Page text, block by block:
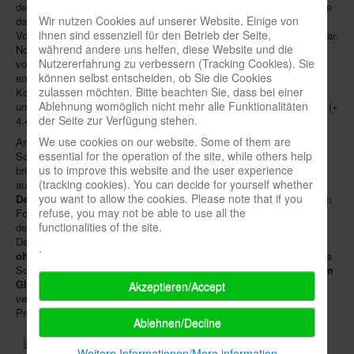
Newsletter
Spieledatenbank
Premium login
Neuheiten-New Games
Köpfe-Heads
Preise-Awards
Branchen-/Wirtschaftsnews
Interviews
Crowdfunding
In eigener Sache-On our own behalf
Archivierte Meldungen-News archive
den Gesamtmarkt (+ 18,6 %) hinter sich; mit diesen Werten erreichte
das Genre annähernd das hohe Wachstumstempo des gesamten
Vorjahres, als sein Umsatz um ein Fünftel nach oben geschossen war.
Noch mehr hoben sich Schmidt-Erwachsenenspielemit + 14,6 %
von ihrem Marktbereich ab, doch mit einer Zunahme um 5,4 %
entwickelte sich dieser auch vergleichsweise unspektakulär.
KompakteReisespiele, denen branchenweit ein kleines Wachstum
um 1,3 % gelang, legten bei Schmidt um mehr als das Dreifache zu (+
4,4 %).
Angesichts der verbreiteten Gewohnheit, gerade die besten Titel wie
SdJ- oder KdJ-Gewinner zuSchleuderpreisenunters Volk zu
bringen, betonte Schmidt-Geschäftsführer Axel Kaldenhoven
auch Spielzeughändler mitStone Age Junior zufriedenstellende
Deckungsbeiträgeerwirtschaften könnten: Kein Spiel stehe mehr im
Fokus des Weihnachtsgeschäfts als das Kinderspiel des Jahres; da
der Verlag diese Medienpräsenz noch mit eigener PR und Laden-
Dekos unterstütze, sei der "optimal vorverkaufte" Preisträger auch
ohne preisaggressives Marketing
ein Schnelldreher. Mit den Labels
Schmidt Spiele (Mensch ärgere Dich nicht, Kniffel, Qwirkle),Hans im
Glück
Stone Age Junior, Carcassonne) undDrei Magier
verzauberte Turm) sieht sich Schmidt auf allen Anspruchs- und
Preisniveaus gut aufgestellt.
Wir nutzen Cookies auf unserer Website. Einige von
ihnen sind essenziell für den Betrieb der Seite,
während andere uns helfen, diese Website und die
Nutzererfahrung zu verbessern (Tracking Cookies). Sie
können selbst entscheiden, ob Sie die Cookies
zulassen möchten. Bitte beachten Sie, dass bei einer
Ablehnung womöglich nicht mehr alle Funktionalitäten
der Seite zur Verfügung stehen.
We use cookies on our website. Some of them are
essential for the operation of the site, while others help
us to improve this website and the user experience
(tracking cookies). You can decide for yourself whether
you want to allow the cookies. Please note that if you
refuse, you may not be able to use all the
functionalities of the site.
.
Akzeptieren/Accept
Ablehnen/Decline